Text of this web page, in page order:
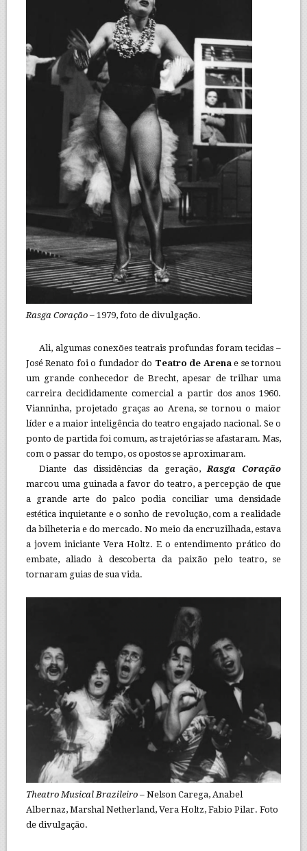
Rasga Coração – 1979, foto de divulgação.
Ali, algumas conexões teatrais profundas foram tecidas –
José Renato foi o fundador do Teatro de Arenae se tornou
um grande conhecedor de Brecht, apesar de trilhar uma
carreira decididamente comercial a partir dos anos 1960.
Vianninha, projetado graças ao Arena, se tornou o maior
líder e a maior inteligência do teatro engajado nacional. Se o
ponto de partida foi comum, as trajetórias se afastaram. Mas,
com o passar do tempo, os opostos se aproximaram.
Diante das dissidências da geração,Rasga Coração
marcou uma guinada a favor do teatro, a percepção de que
a grande arte do palco podia conciliar uma densidade
estética inquietante e o sonho de revolução, com a realidade
da bilheteria e do mercado. No meio da encruzilhada, estava
a jovem iniciante Vera Holtz. E o entendimento prático do
embate, aliado à descoberta da paixão pelo teatro, se
tornaram guias de sua vida.
Theatro Musical Brazileiro – Nelson Carega, Anabel
Albernaz, Marshal Netherland, Vera Holtz, Fabio Pilar. Foto
de divulgação.